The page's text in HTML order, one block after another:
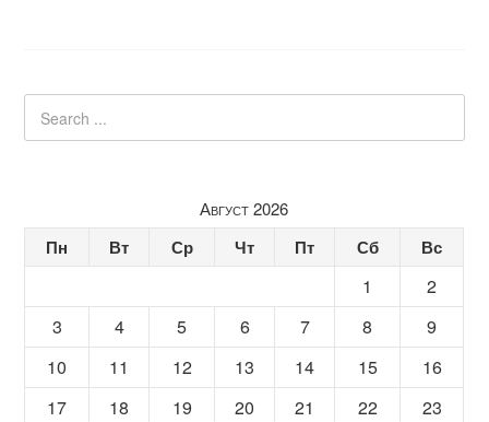
Август 2026
Пн Вт Ср Чт Пт Сб Вс
1
2
3
4 5 6 7 8
9
10
11 12 13 14 15
16
17
18 19 20 21 22
23